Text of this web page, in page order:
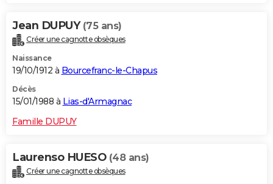
Jean DUPUY (75 ans)
Créer une cagnotte obsèques
Naissance
19/10/1912 à Bourcefranc-le-Chapus
Décès
15/01/1988 à Lias-d'Armagnac
Famille DUPUY
Laurenso HUESO (48 ans)
Créer une cagnotte obsèques